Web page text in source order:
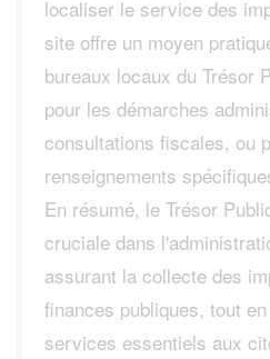
localiser le service des
site offre un moyen
bureaux locaux du Trésor
pour les démarches
consultations fiscales, ou
renseignements
En résumé, le Trésor
cruciale dans
assurant la collecte des
finances publiques, tout
services essentiels aux